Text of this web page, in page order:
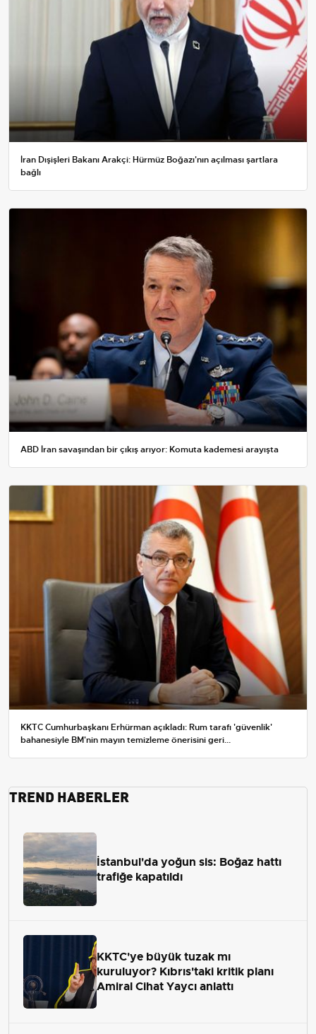
İran Dışişleri Bakanı Arakçi: Hürmüz Boğazı'nın açılması şartlara
bağlı
ABD İran savaşından bir çıkış arıyor: Komuta kademesi arayışta
KKTC Cumhurbaşkanı Erhürman açıkladı: Rum tarafı 'güvenlik'
bahanesiyle BM'nin mayın temizleme önerisini geri...
TREND HABERLER
İstanbul'da yoğun sis: Boğaz hattı
trafiğe kapatıldı
KKTC'ye büyük tuzak mı
kuruluyor? Kıbrıs'taki kritik planı
Amiral Cihat Yaycı anlattı